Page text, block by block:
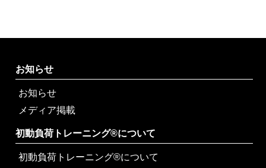
お知らせ
お知らせ
メディア掲載
初動負荷トレーニング®について
初動負荷トレーニング®について